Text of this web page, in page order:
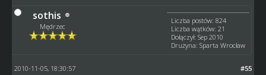
sothis
Mędrzec
Liczba postów: 824
Liczba wątków: 21
Dołączył: Sep 2010
Drużyna: Sparta Wrocław
#55
2010-11-05, 18:30:57